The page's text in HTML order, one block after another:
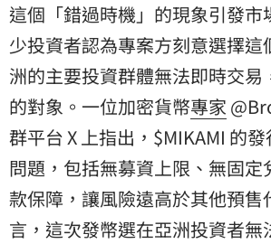
這個「錯過時機」的現象引發市
少投資者認為專案方刻意選擇這
洲的主要投資群體無法即時交易
的對象。一位加密貨幣專家
群平台 X 上指出，$MIKAMI 的發
問題，包括無募資上限、無固定
款保障，讓風險遠高於其他預售
言，這次發幣選在亞洲投資者無